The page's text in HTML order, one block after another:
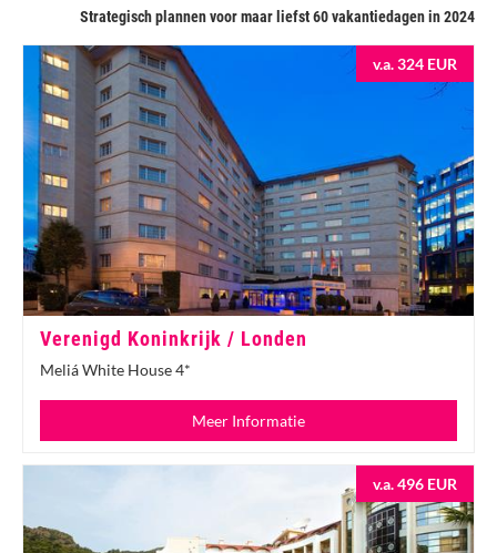
Strategisch plannen voor maar liefst 60 vakantiedagen in 2024
v.a. 324 EUR
Verenigd Koninkrijk / Londen
Meliá White House 4*
Meer Informatie
v.a. 496 EUR